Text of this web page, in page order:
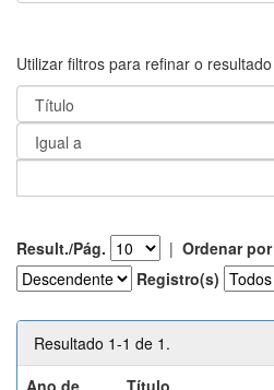
Utilizar filtros para refinar o
Result./Pág. | Ordenar por
Registro(s)
Resultado 1-1 de 1.
Ano de
Título